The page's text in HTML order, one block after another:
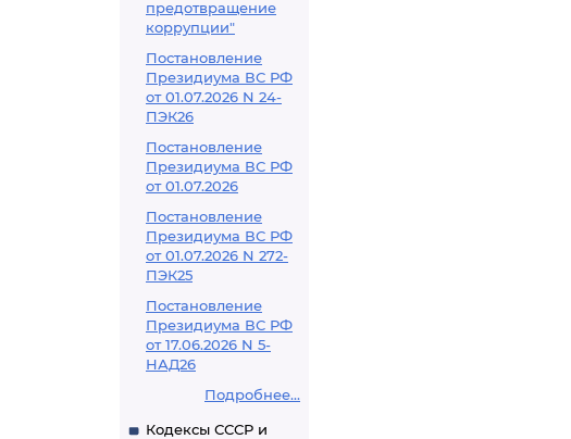
предотвращение
коррупции"
Постановление
Президиума ВС РФ
от 01.07.2026 N 24-
ПЭК26
Постановление
Президиума ВС РФ
от 01.07.2026
Постановление
Президиума ВС РФ
от 01.07.2026 N 272-
ПЭК25
Постановление
Президиума ВС РФ
от 17.06.2026 N 5-
НАД26
Подробнее...
Кодексы СССР и